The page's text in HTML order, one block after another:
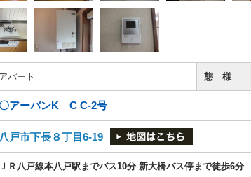
アパート 態 様
〇アーバンK C C-2号
八戸市下長８丁目6-19
ＪＲ八戸線本八戸駅までバス10分 新大橋バス停まで徒歩6分